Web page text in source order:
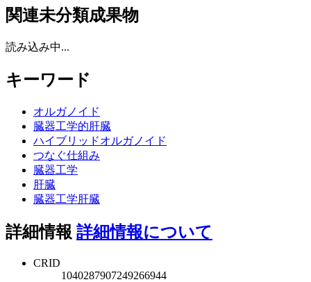
関連未分類成果物
読み込み中...
キーワード
オルガノイド
臓器工学的肝臓
ハイブリッドオルガノイド
つなぐ仕組み
臓器工学
肝臓
臓器工学肝臓
詳細情報 詳細情報について
CRID
1040287907249266944